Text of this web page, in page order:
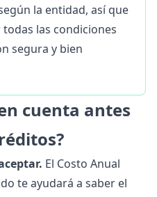
la entidad, así que
las condiciones
segura y bien
cuenta antes
El Costo Anual
te ayudará a saber el